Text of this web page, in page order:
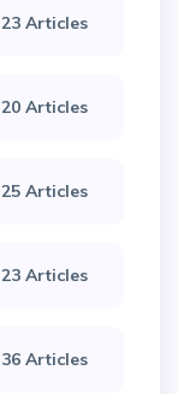
23 Articles
20 Articles
25 Articles
23 Articles
36 Articles